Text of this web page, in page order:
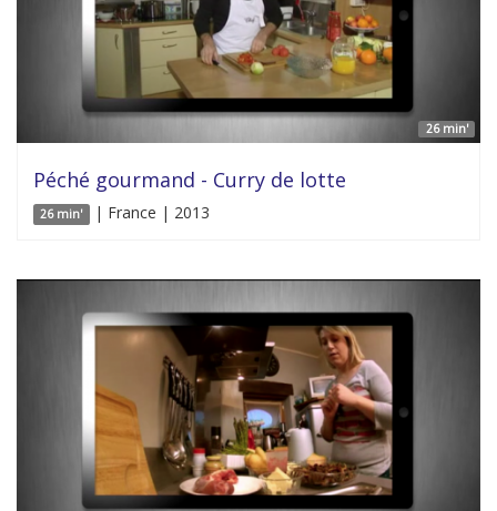
26 min'
Péché gourmand - Curry de lotte
26 min' | France | 2013